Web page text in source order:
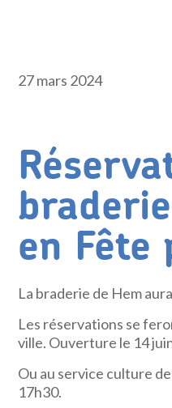
27 mars 2024
en Fête
La braderie de Hem
Les réservations se
ville. Ouverture le 14
Ou au service culture
17h30.